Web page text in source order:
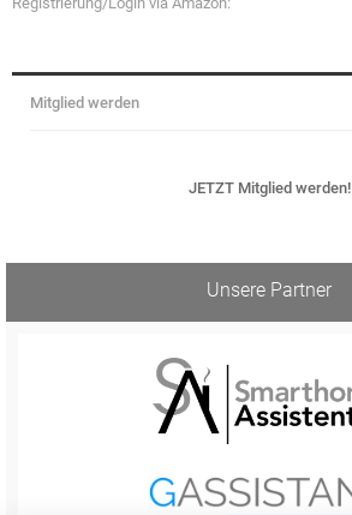
Mitglied werden
JETZT Mitglied werden!
Unsere Partner